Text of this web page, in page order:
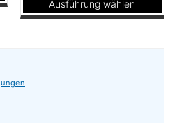
Ausführung wählen
Dieses
Die